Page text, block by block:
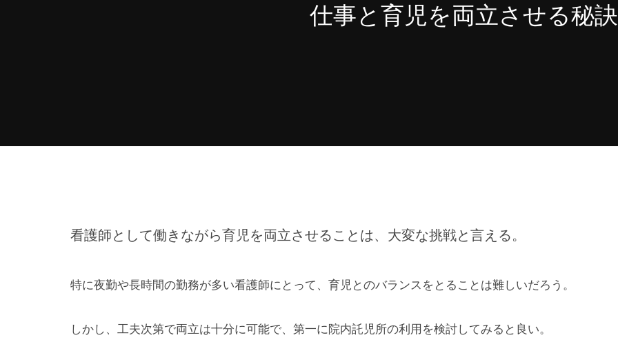
仕事と育児を両立させる秘訣
看護師として働きながら育児を両立させることは、大変な挑戦と言える。
特に夜勤や長時間の勤務が多い看護師にとって、育児とのバランスをとることは難しいだろう。
しかし、工夫次第で両立は十分に可能で、第一に院内託児所の利用を検討してみると良い。